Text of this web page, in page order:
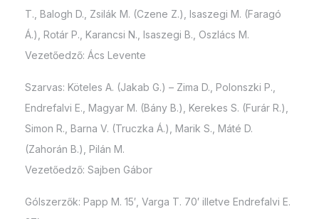
T., Balogh D., Zsilák M. (Czene Z.), Isaszegi M. (Faragó
Á.), Rotár P., Karancsi N., Isaszegi B., Oszlács M.
Vezetőedző: Ács Levente
Szarvas: Köteles A. (Jakab G.) – Zima D., Polonszki P.,
Endrefalvi E., Magyar M. (Bány B.), Kerekes S. (Furár R.),
Simon R., Barna V. (Truczka Á.), Marik S., Máté D.
(Zahorán B.), Pilán M.
Vezetőedző: Sajben Gábor
Gólszerzők: Papp M. 15′, Varga T. 70′ illetve Endrefalvi E.